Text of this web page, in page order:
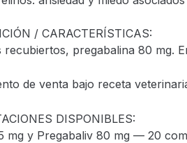
/ CARACTERÍSTICAS:
recubiertos, pregabalina 80 mg.
de venta bajo receta
DISPONIBLES:
mg y Pregabaliv 80 mg — 20